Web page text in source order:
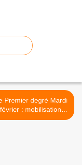
Premier degré Mardi
: mobilisation
pour des remplaçants ! >